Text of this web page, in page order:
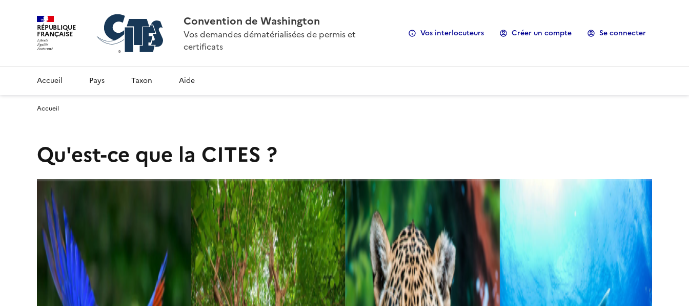
RÉPUBLIQUE
FRANÇAISE
Convention de Washington
Vos demandes dématérialisées de permis et
certificats
Vos interlocuteurs Créer un compte Se connecter
Accueil Pays Taxon Aide
Accueil
Qu'est-ce que la CITES ?